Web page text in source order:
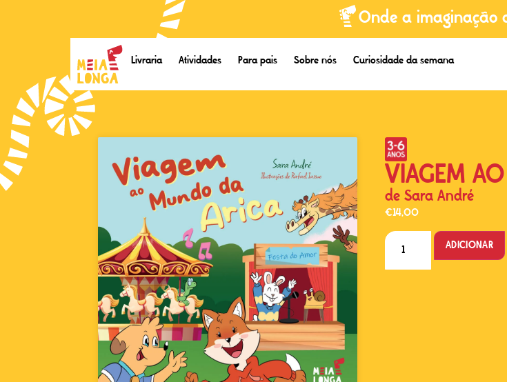
Onde a imaginação
Livraria Atividades Para pais Sobre nós Curiosidade da semana
VIAGEM
de Sara André
€14,00
ADICIONAR